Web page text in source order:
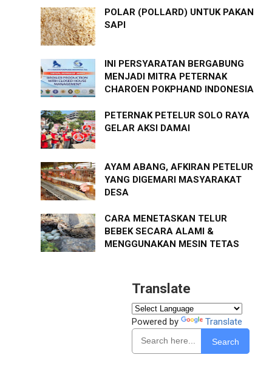
POLAR (POLLARD) UNTUK PAKAN
SAPI
INI PERSYARATAN BERGABUNG
MENJADI MITRA PETERNAK
CHAROEN POKPHAND INDONESIA
PETERNAK PETELUR SOLO RAYA
GELAR AKSI DAMAI
AYAM ABANG, AFKIRAN PETELUR
YANG DIGEMARI MASYARAKAT
DESA
CARA MENETASKAN TELUR
BEBEK SECARA ALAMI &
MENGGUNAKAN MESIN TETAS
Translate
Powered by Translate
Search